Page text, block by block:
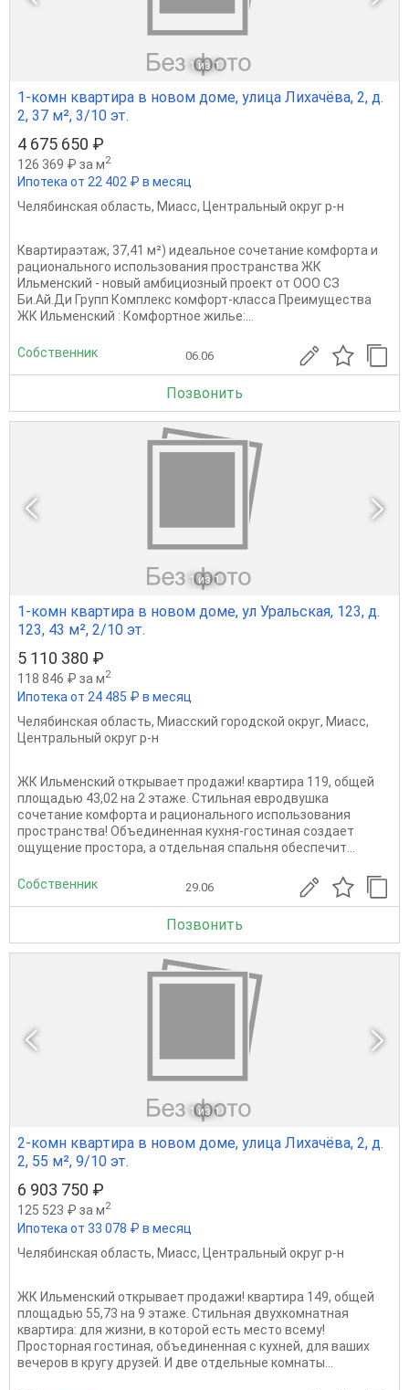
1 из 1
1-комн квартира в новом доме, улица Лихачёва, 2, д.
2, 37 м², 3/10 эт.
4 675 650 ₽
126 369 ₽ за м2
Ипотека от 22 402 ₽ в месяц
Челябинская область, Миасс, Центральный округ р-н
Квартираэтаж, 37,41 м²) идеальное сочетание комфорта и
рационального использования пространства ЖК
Ильменский - новый амбициозный проект от ООО СЗ
Би.Ай.Ди Групп Комплекс комфорт-класса Преимущества
ЖК Ильменский : Комфортное жилье:...
Собственник 06.06
Позвонить
1 из 1
1-комн квартира в новом доме, ул Уральская, 123, д.
123, 43 м², 2/10 эт.
5 110 380 ₽
118 846 ₽ за м2
Ипотека от 24 485 ₽ в месяц
Челябинская область, Миасский городской округ, Миасс,
Центральный округ р-н
ЖК Ильменский открывает продажи! квартира 119, общей
площадью 43,02 на 2 этаже. Стильная евродвушка
сочетание комфорта и рационального использования
пространства! Объединенная кухня-гостиная создает
ощущение простора, а отдельная спальня обеспечит...
Собственник 29.06
Позвонить
1 из 1
2-комн квартира в новом доме, улица Лихачёва, 2, д.
2, 55 м², 9/10 эт.
6 903 750 ₽
125 523 ₽ за м2
Ипотека от 33 078 ₽ в месяц
Челябинская область, Миасс, Центральный округ р-н
ЖК Ильменский открывает продажи! квартира 149, общей
площадью 55,73 на 9 этаже. Стильная двухкомнатная
квартира: для жизни, в которой есть место всему!
Просторная гостиная, объединенная с кухней, для ваших
вечеров в кругу друзей. И две отдельные комнаты...